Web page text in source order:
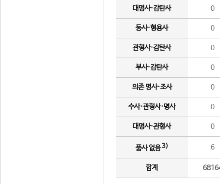
대명사·감탄사 0
동사·형용사 0
관형사·감탄사 0
부사·감탄사 0
의존 명사·조사 0
수사·관형사·명사 0
대명사·관형사 0
품사 없음3) 6
합계